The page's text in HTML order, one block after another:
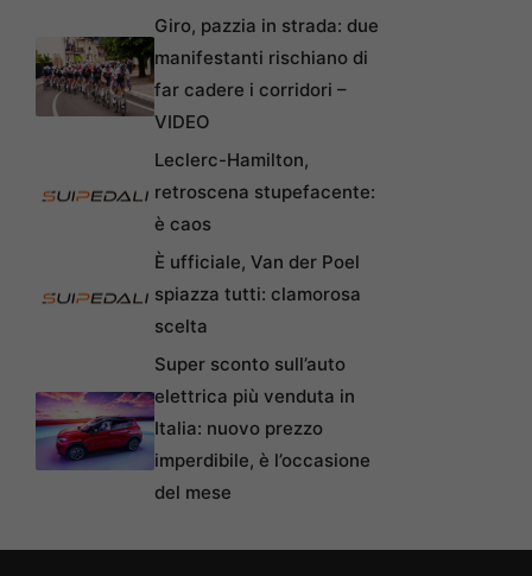
Giro, pazzia in strada: due
manifestanti rischiano di
far cadere i corridori –
VIDEO
Leclerc-Hamilton,
retroscena stupefacente:
è caos
È ufficiale, Van der Poel
spiazza tutti: clamorosa
scelta
Super sconto sull’auto
elettrica più venduta in
Italia: nuovo prezzo
imperdibile, è l’occasione
del mese